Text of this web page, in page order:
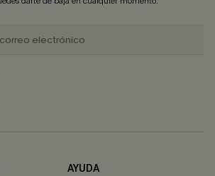
AYUDA